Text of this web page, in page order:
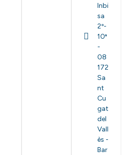
Inbi
sa
2º-
10ª
-
08
172
Sa
nt
Cu
gat
del
Vall
ès -
Bar